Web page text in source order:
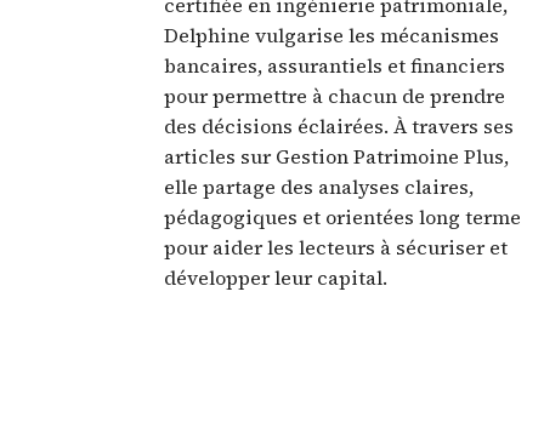
Delphine vulgarise les mécanismes
bancaires, assurantiels et financiers
pour permettre à chacun de prendre
des décisions éclairées. À travers ses
articles sur Gestion Patrimoine Plus,
elle partage des analyses claires,
pédagogiques et orientées long terme
pour aider les lecteurs à sécuriser et
développer leur capital.